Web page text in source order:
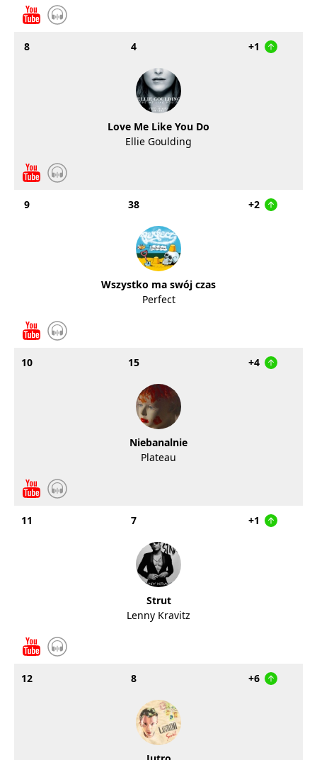
8 4 +1
Love Me Like You Do
Ellie Goulding
9 38 +2
Wszystko ma swój czas
Perfect
10 15 +4
Niebanalnie
Plateau
11 7 +1
Strut
Lenny Kravitz
12 8 +6